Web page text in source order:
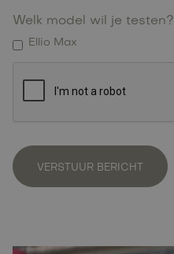
Welk model wil je testen?
Ellio Max